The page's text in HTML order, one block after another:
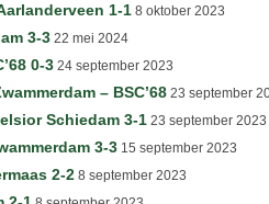
1-1 8 oktober 2023
3-3 22 mei 2024
0-3 24 september 2023
– BSC’68 23 september
Schiedam 3-1 23 september 2023
3-3 15 september 2023
2-2 8 september 2023